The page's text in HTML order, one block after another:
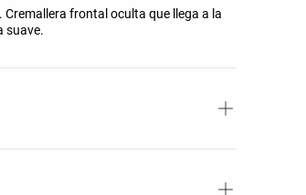
frontal oculta que llega a la
suave.